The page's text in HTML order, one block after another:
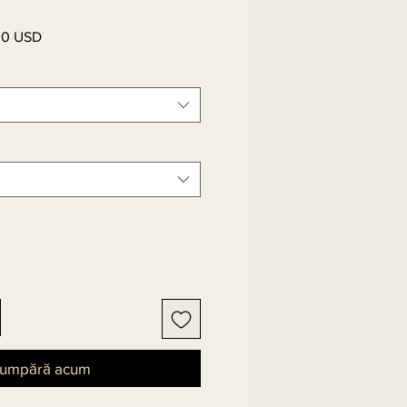
USDPreț
acum